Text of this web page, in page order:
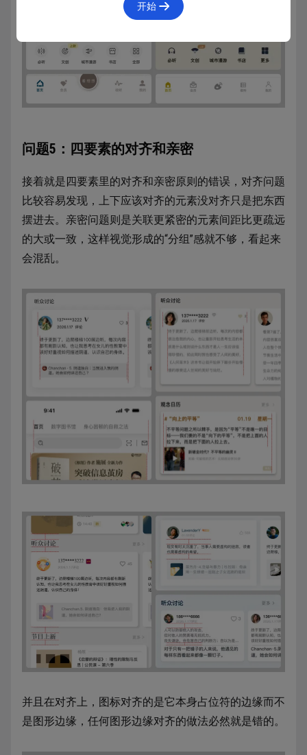
问题5：四要素的对齐和亲密
接着就是四要素里的对齐和亲密原则的错误，对齐问题
比较容易发现，上下应该对齐的元素没对齐只是把东西
摆进去。亲密问题则是关联更紧密的元素间距比更疏远
的大或一致，这样视觉形成的“分组”感就不够，看起来
会混乱。
并且在对齐上，图标对齐的是它本身占位符的边缘而不
是图形边缘，任何图形边缘对齐的做法必然就是错的。
开始